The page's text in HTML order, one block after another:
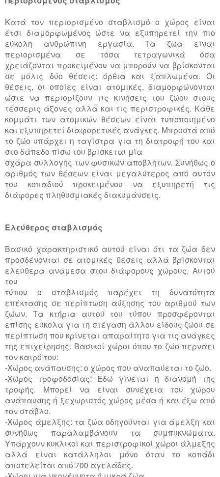
Κατά τον περιορισμένο σταβλισμό ο χώρος είναι
έτσι διαμορφωμένος ώστε να εξυπηρετεί την πιο
εύκολη ανθρώπινη εργασία. Τα ζώα είναι
περιορισμένα σε τόσα τετραγωνικά όσα
χρειάζονται προκειμένου να μπορούν να βρίσκονται
σε μόλις δύο θέσεις: όρθια και ξαπλωμένα. Οι
θέσεις, οι οποίες είναι ατομικές, διαμορφώνονται
ώστε να περιορίζουν τις κινήσεις του ζώου στους
τέσσερις άξονες αλλά και τις περιστροφικές. Κάθε
κομμάτι των ατομικών θέσεων είναι τυποποιημένο
και εξυπηρετεί διαφορετικές ανάγκες. Μπροστά από
το ζώο υπάρχει η ταγίστρα για τη διατροφή του και
στο δάπεδο πίσω του βρίσκεται μία
σχάρα συλλογής των φυσικών αποβλήτων. Συνήθως ο
αριθμός των θέσεων είναι μεγαλύτερος από αυτόν
του κοπαδιού προκειμένου να εξυπηρετή τις
διάφορες πληθυσμιακές διακυμάνσεις.
Ελεύθερος σταβλισμός
Βασικό χαρακτηριστικό αυτού είναι ότι τα ζώα δεν
προσδένονται σε ατομικές θέσεις αλλά βρίσκονται
ελεύθερα ανάμεσα στου διάφορους χώρους. Αυτού
του
τύπου ο σταβλισμός παρέχει τη δυνατότητα
επέκτασης σε περίπτωση αύξησης του αριθμού των
ζώων. Τα κτήρια αυτού του τύπου προσφέρονται
επίσης εύκολα για τη στέγαση άλλου είδους ζώου σε
περίπτωση που κρίνεται απαραίτητο για τις ανάγκες
της επιχείρησης. Βασικοί χώροι όπου το ζώο περνάει
τον καιρό του:
-Χώρος ανάπαυσης: ο χώρος που αναπαύεται το ζώο.
-Χώρος τροφοδοσίας: Εδώ γίνεται η διανομή της
τροφής. Μπορεί να είναι συνέχεια του χώρου
ανάπαυσης ή ξεχωριστός χώρος μέσα ή και έξω από
τον στάβλο.
-Χώρος άμελξης: τα ζώα οδηγούνται για άμελξη και
συνήθως παραλαμβάνουν τα συμπυκνώματα.
Υπάρχουν κυκλικοί και περιστροφικοί χώροι άλμεξης
αλλά είναι κατάλληλοι μόνο όταν το κοπάδι
αποτελείται από 700 αγελάδες.